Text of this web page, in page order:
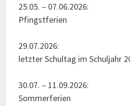
25.05. – 07.06.2026:
Pfingstferien
29.07.2026:
letzter Schultag im Schuljahr
30.07. – 11.09.2026:
Sommerferien